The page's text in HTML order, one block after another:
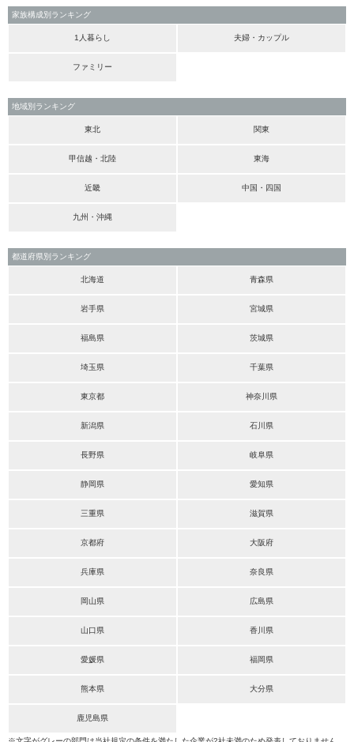
家族構成別ランキング
1人暮らし 夫婦・カップル
ファミリー
地域別ランキング
東北 関東
甲信越・北陸 東海
近畿 中国・四国
九州・沖縄
都道府県別ランキング
北海道 青森県
岩手県 宮城県
福島県 茨城県
埼玉県 千葉県
東京都 神奈川県
新潟県 石川県
長野県 岐阜県
静岡県 愛知県
三重県 滋賀県
京都府 大阪府
兵庫県 奈良県
岡山県 広島県
山口県 香川県
愛媛県 福岡県
熊本県 大分県
鹿児島県